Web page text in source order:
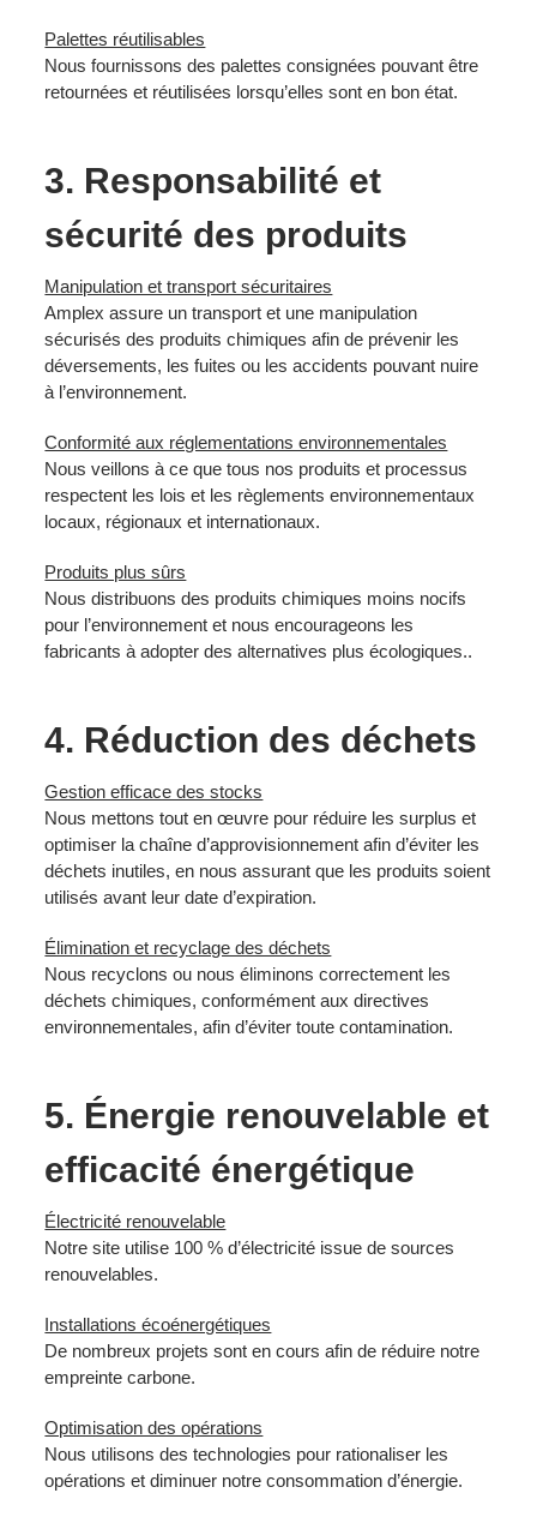
Palettes réutilisables
Nous fournissons des palettes consignées pouvant être
retournées et réutilisées lorsqu’elles sont en bon état.
3. Responsabilité et
sécurité des produits
Manipulation et transport sécuritaires
Amplex assure un transport et une manipulation
sécurisés des produits chimiques afin de prévenir les
déversements, les fuites ou les accidents pouvant nuire
à l’environnement.
Conformité aux réglementations environnementales
Nous veillons à ce que tous nos produits et processus
respectent les lois et les règlements environnementaux
locaux, régionaux et internationaux.
Produits plus sûrs
Nous distribuons des produits chimiques moins nocifs
pour l’environnement et nous encourageons les
fabricants à adopter des alternatives plus écologiques..
4. Réduction des déchets
Gestion efficace des stocks
Nous mettons tout en œuvre pour réduire les surplus et
optimiser la chaîne d’approvisionnement afin d’éviter les
déchets inutiles, en nous assurant que les produits soient
utilisés avant leur date d’expiration.
Élimination et recyclage des déchets
Nous recyclons ou nous éliminons correctement les
déchets chimiques, conformément aux directives
environnementales, afin d’éviter toute contamination.
5. Énergie renouvelable et
efficacité énergétique
Électricité renouvelable
Notre site utilise 100 % d’électricité issue de sources
renouvelables.
Installations écoénergétiques
De nombreux projets sont en cours afin de réduire notre
empreinte carbone.
Optimisation des opérations
Nous utilisons des technologies pour rationaliser les
opérations et diminuer notre consommation d’énergie.